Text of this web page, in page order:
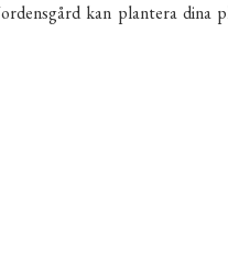
kan plantera dina